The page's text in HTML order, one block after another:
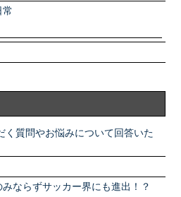
く質問やお悩みについて回答いた
ならずサッカー界にも進出！？